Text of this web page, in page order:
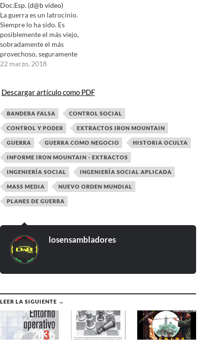
Doc.Esp. (d@b video)
La guerra es un latrocinio.
Siempre lo ha sido. Es
posiblemente el más viejo,
sobradamente el más
provechoso, seguramente
el más vicioso. Es el único
beneficios se cuentan en
vidas. Un latrocinio se
describe lo mejor…
22 marzo, 2018
Descargar artículo como PDF
BANDERA FALSA CONTROL SOCIAL
CONTROL Y PODER EXTRACTOS IRON MOUNTAIN
GUERRA GUERRA COMO NEGOCIO HISTORIA OCULTA
INFORME IRON MOUNTAIN - EXTRACTOS
INGENIERÍA SOCIAL INGENIERÍA SOCIAL APLICADA
MASS MEDIA NUEVO ORDEN MUNDIAL
PLANES DE GUERRA
losensambladores
LEER LA SIGUIENTE →